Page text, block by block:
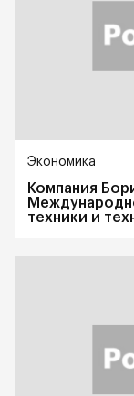
Экономика
Компания
техники и